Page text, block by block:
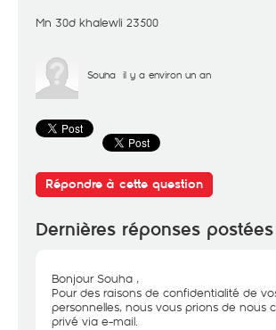
Mn 30d khalewli 23500
Souha il y a environ un an
Répondre à cette question
Dernières réponses postées
Bonjour Souha ,
Pour des raisons de confidentialité de
personnelles, nous vous prions de nous
privé via e-mail.